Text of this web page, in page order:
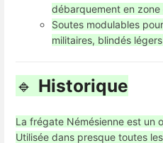
débarquement en zone
Soutes modulables
militaires, blindés
🔹 Historique
La frégate Némésienne est un
Utilisée dans presque toutes